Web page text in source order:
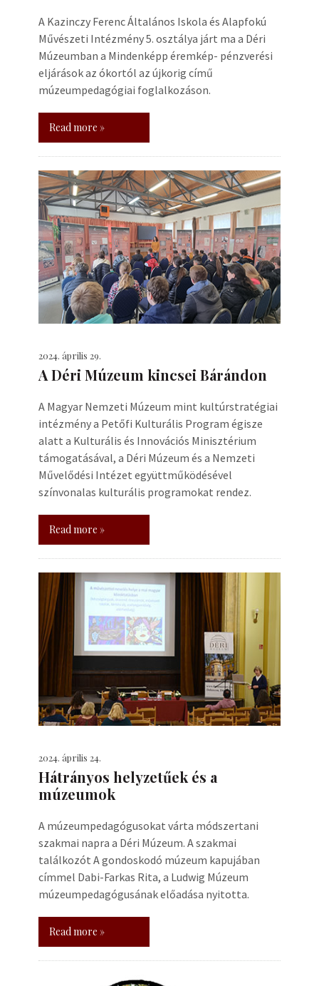
A Kazinczy Ferenc Általános Iskola és Alapfokú
Művészeti Intézmény 5. osztálya járt ma a Déri
Múzeumban a Mindenképp éremkép- pénzverési
eljárások az ókortól az újkorig című
múzeumpedagógiai foglalkozáson.
Read more »
2024. április 29.
A Déri Múzeum kincsei Bárándon
A Magyar Nemzeti Múzeum mint kultúrstratégiai
intézmény a Petőfi Kulturális Program égisze
alatt a Kulturális és Innovációs Minisztérium
támogatásával, a Déri Múzeum és a Nemzeti
Művelődési Intézet együttműködésével
színvonalas kulturális programokat rendez.
Read more »
2024. április 24.
Hátrányos helyzetűek és a
múzeumok
A múzeumpedagógusokat várta módszertani
szakmai napra a Déri Múzeum. A szakmai
találkozót A gondoskodó múzeum kapujában
címmel Dabi-Farkas Rita, a Ludwig Múzeum
múzeumpedagógusának előadása nyitotta.
Read more »